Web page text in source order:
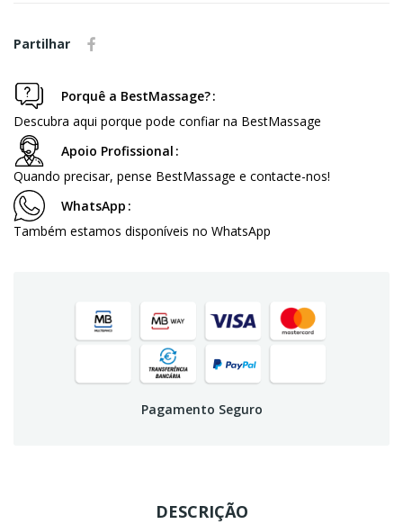
Partilhar
Porquê a BestMassage?
Descubra aqui porque pode confiar na BestMassage
Apoio Profissional
Quando precisar, pense BestMassage e contacte-nos!
WhatsApp
Também estamos disponíveis no WhatsApp
Pagamento Seguro
DESCRIÇÃO